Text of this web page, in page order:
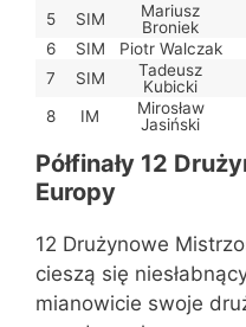
5
SIM
Mariusz
Broniek
6
SIM Piotr Walczak
7
SIM
Tadeusz
Kubicki
8
IM
Mirosław
Jasiński
Półfinały 12
Europy
12 Drużynowe
cieszą się
mianowicie swoje